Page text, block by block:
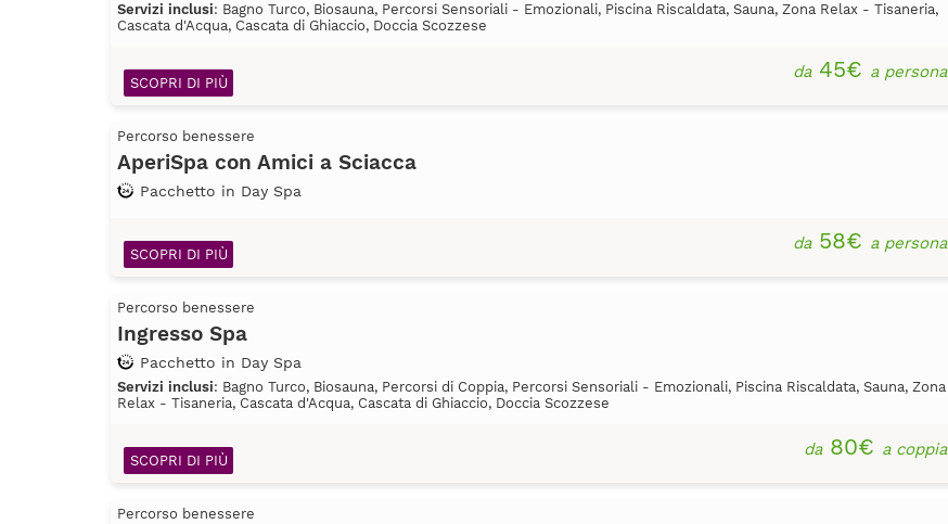
Servizi inclusi: Bagno Turco, Biosauna, Percorsi Sensoriali - Emozionali, Piscina Riscaldata, Sauna, Zona Relax - Tisaneria,
Cascata d'Acqua, Cascata di Ghiaccio, Doccia Scozzese
da45€ a persona
SCOPRI DI PIÙ
Percorso benessere
AperiSpa con Amici a Sciacca
Pacchetto in Day Spa
da58€ a persona
SCOPRI DI PIÙ
Percorso benessere
Ingresso Spa
Pacchetto in Day Spa
Servizi inclusi: Bagno Turco, Biosauna, Percorsi di Coppia, Percorsi Sensoriali - Emozionali, Piscina Riscaldata, Sauna, Zona
Relax - Tisaneria, Cascata d'Acqua, Cascata di Ghiaccio, Doccia Scozzese
da80€ a coppia
SCOPRI DI PIÙ
Percorso benessere